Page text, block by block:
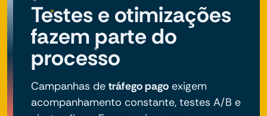
Testes e otimizações
fazem parte do
processo
Campanhas de tráfego pago exigem
acompanhamento constante, testes A/B e